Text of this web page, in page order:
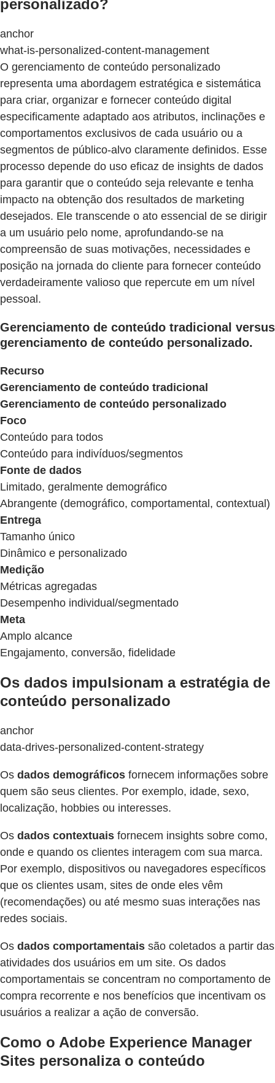
personalizado?
anchor
what-is-personalized-content-management
O gerenciamento de conteúdo personalizado
representa uma abordagem estratégica e sistemática
para criar, organizar e fornecer conteúdo digital
especificamente adaptado aos atributos, inclinações e
comportamentos exclusivos de cada usuário ou a
segmentos de público-alvo claramente definidos. Esse
processo depende do uso eficaz de insights de dados
para garantir que o conteúdo seja relevante e tenha
impacto na obtenção dos resultados de marketing
desejados. Ele transcende o ato essencial de se dirigir
a um usuário pelo nome, aprofundando-se na
compreensão de suas motivações, necessidades e
posição na jornada do cliente para fornecer conteúdo
verdadeiramente valioso que repercute em um nível
pessoal.
Gerenciamento de conteúdo tradicional versus
gerenciamento de conteúdo personalizado.
Recurso
Gerenciamento de conteúdo tradicional
Gerenciamento de conteúdo personalizado
Foco
Conteúdo para todos
Conteúdo para indivíduos/segmentos
Fonte de dados
Limitado, geralmente demográfico
Abrangente (demográfico, comportamental, contextual)
Entrega
Tamanho único
Dinâmico e personalizado
Medição
Métricas agregadas
Desempenho individual/segmentado
Meta
Amplo alcance
Engajamento, conversão, fidelidade
Os dados impulsionam a estratégia de
conteúdo personalizado
anchor
data-drives-personalized-content-strategy
Os dados demográficos fornecem informações sobre
quem são seus clientes. Por exemplo, idade, sexo,
localização, hobbies ou interesses.
Os dados contextuais fornecem insights sobre como,
onde e quando os clientes interagem com sua marca.
Por exemplo, dispositivos ou navegadores específicos
que os clientes usam, sites de onde eles vêm
(recomendações) ou até mesmo suas interações nas
redes sociais.
Os dados comportamentais são coletados a partir das
atividades dos usuários em um site. Os dados
comportamentais se concentram no comportamento de
compra recorrente e nos benefícios que incentivam os
usuários a realizar a ação de conversão.
Como o Adobe Experience Manager
Sites personaliza o conteúdo